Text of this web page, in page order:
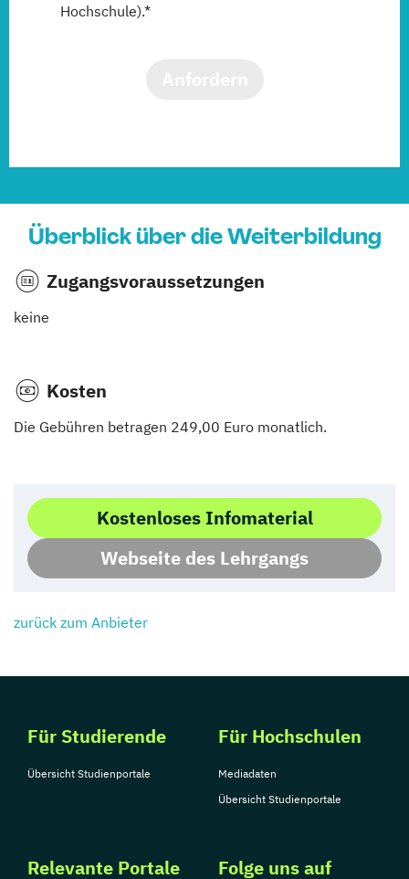
Hochschule).*
Überblick über die Weiterbildung
Zugangsvoraussetzungen
keine
Kosten
Die Gebühren betragen 249,00 Euro monatlich.
Kostenloses Infomaterial
Webseite des Lehrgangs
zurück zum Anbieter
Für Studierende
Übersicht Studienportale
Für Hochschulen
Mediadaten
Übersicht Studienportale
Relevante Portale Folge uns auf